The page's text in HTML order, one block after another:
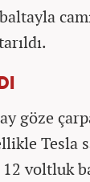
göze
Tesla
voltluk